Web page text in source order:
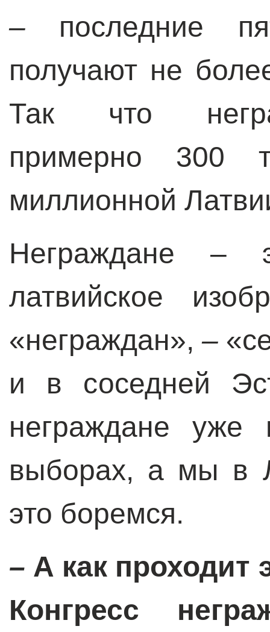
– последние
получают не
Так что
примерно
миллионной
Неграждане –
латвийское
«неграждан»,–
и в соседней
неграждане уже
выборах, а мы в
это боремся.
– А как проходит
Конгресс